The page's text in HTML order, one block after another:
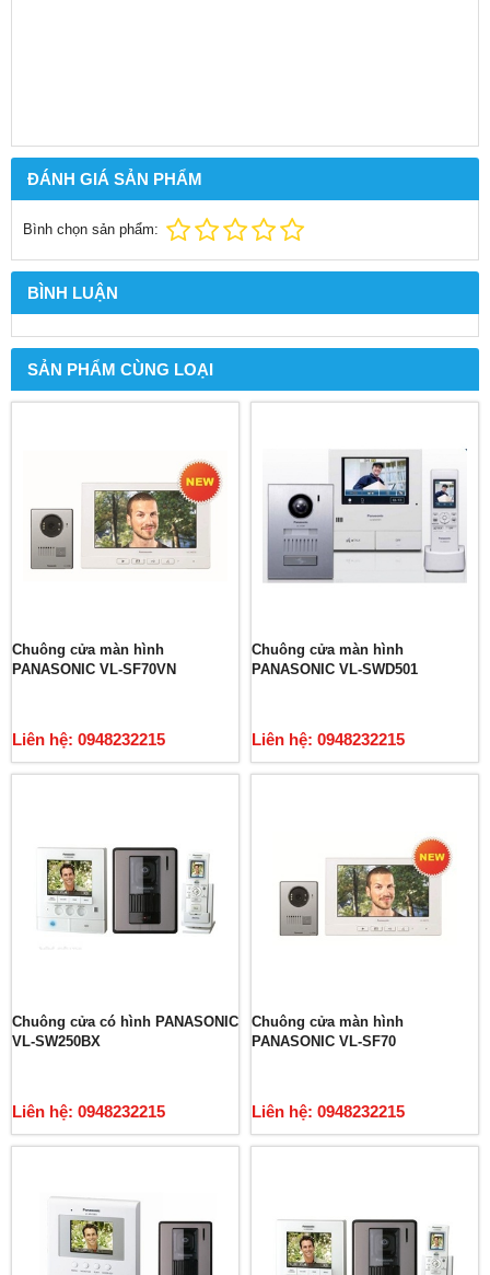
ĐÁNH GIÁ SẢN PHẨM
Bình chọn sản phẩm:
BÌNH LUẬN
SẢN PHẨM CÙNG LOẠI
Chuông cửa màn hình
PANASONIC VL-SF70VN
Liên hệ: 0948232215
Chuông cửa màn hình
PANASONIC VL-SWD501
Liên hệ: 0948232215
Chuông cửa có hình PANASONIC
VL-SW250BX
Liên hệ: 0948232215
Chuông cửa màn hình
PANASONIC VL-SF70
Liên hệ: 0948232215